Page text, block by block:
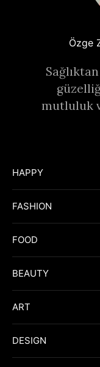
Özge
mutluluk
HAPPY
FASHION
FOOD
BEAUTY
ART
DESIGN